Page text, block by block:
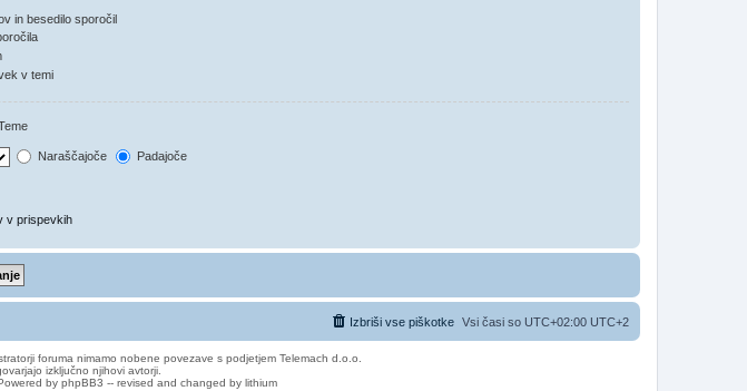
in besedilo sporočil
v temi
Naraščajoče Padajoče
v prispevkih
Vsi časi so UTC+02:00 UTC+2
Izbriši vse piškotke
foruma nimamo nobene povezave s podjetjem Telemach d.o.o.
izključno njihovi avtorji.
by phpBB3 -- revised and changed by lithium